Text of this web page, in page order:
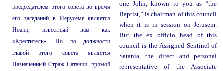
председателем этого совета во время
его заседаний в Иерусеме является
Иоанн, известный вам как
«Креститель». Но по должности
главой этого совета является
Назначенный Страж Сатании, прямой
one John, known to you as “the
Baptist,” is chairman of this council
when it is in session on Jerusem.
But the ex officio head of this
council is the Assigned Sentinel of
Satania, the direct and personal
representative of the Associate